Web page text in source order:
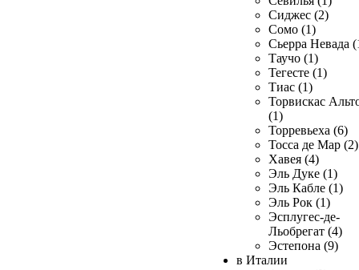
Сиджес (2)
Сомо (1)
Сьерра Невада
Таучо (1)
Тегесте (1)
Тиас (1)
Торвискас
(1)
Торревьеха (6)
Тосса де Мар (2)
Хавея (4)
Эль Дуке (1)
Эль Кабле (1)
Эль Рок (1)
Эсплугес-де-
Льобрегат (4)
Эстепона (9)
в Италии